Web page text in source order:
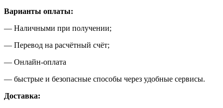
Варианты оплаты:
— Наличными при получении;
— Перевод на расчётный счёт;
— Онлайн-оплата
— быстрые и безопасные способы через удобные сервисы.
Доставка: